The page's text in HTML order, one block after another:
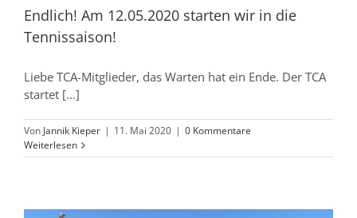
Endlich! Am 12.05.2020 starten wir in die
Tennissaison!
Liebe TCA-Mitglieder, das Warten hat ein Ende. Der TCA
startet [...]
Von Jannik Kieper | 11. Mai 2020 | 0 Kommentare
Weiterlesen